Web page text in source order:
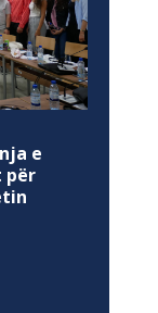
e
për